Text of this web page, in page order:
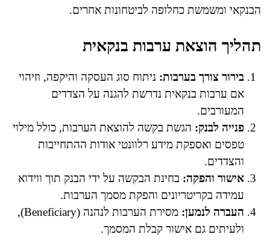
הבנקאי ומשמשת כחלופה לביטחונות אחרים.
תהליך הוצאת ערבות בנקאית
בירור צורך בערבות: ניתוח סוג העסקה והיקפה, וזיהוי
אם ערבות בנקאית נדרשת להגנה על הצדדים
המעורבים.
פנייה לבנק: הגשת בקשה להוצאת הערבות, כולל מילוי
טפסים ואספקת מידע רלוונטי אודות ההתחייבות
והצדדים.
אישור והפקה: בחינת הבקשה על ידי הבנק תוך ווידוא
עמידה בקריטריונים והפקת מסמך הערבות.
העברה לנמען:
מסירת הערבות לנהנה (Beneficiary),
ולעיתים גם אישור קבלת המסמך.